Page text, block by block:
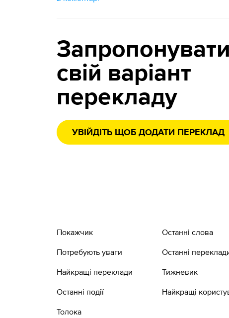
Запропонувати
свій варіант
перекладу
УВІЙДІТЬ ЩОБ ДОДАТИ ПЕРЕКЛАД
Покажчик
Потребують уваги
Найкращі переклади
Останні події
Толока
Останні слова
Останні
Тижневик
Найкращі